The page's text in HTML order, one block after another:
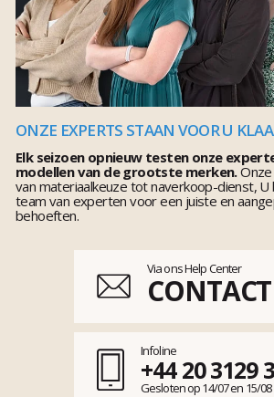
ONZE EXPERTS STAAN VOOR U
Elk seizoen opnieuw testen onze
modellen van de grootste merken.Onze
van materiaalkeuze tot naverkoop-dienst,
team van experten voor een juiste en
behoeften.
Via ons Help Center
CONTACT
Infoline
+44 20 3129
Gesloten op 14/07 en 15/08